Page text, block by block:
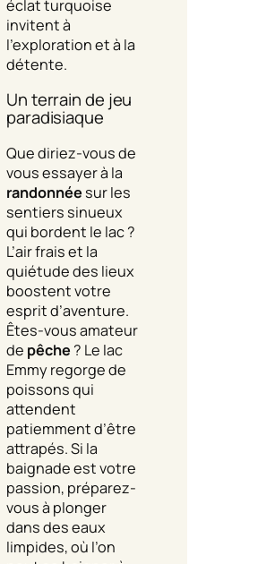
éclat turquoise
invitent à
l’exploration et à la
détente.
Un terrain de jeu
paradisiaque
Que diriez-vous de
vous essayer à la
randonnée sur les
sentiers sinueux
qui bordent le lac ?
L’air frais et la
quiétude des lieux
boostent votre
esprit d’aventure.
Êtes-vous amateur
de pêche ? Le lac
Emmy regorge de
poissons qui
attendent
patiemment d’être
attrapés. Si la
baignade est votre
passion, préparez-
vous à plonger
dans des eaux
limpides, où l’on